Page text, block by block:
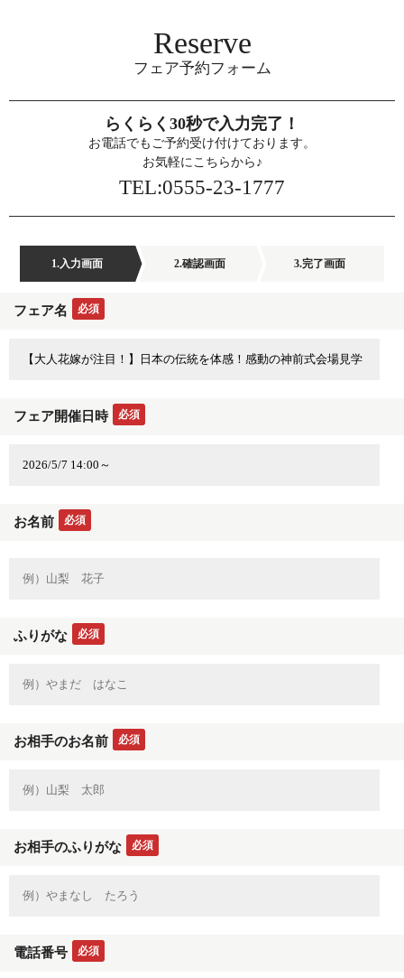
Reserve
フェア予約フォーム
らくらく30秒で入力完了！
お電話でもご予約受け付けております。
お気軽にこちらから♪
TEL:0555-23-1777
1.入力画面 2.確認画面 3.完了画面
フェア名 必須
フェア開催日時 必須
お名前 必須
ふりがな 必須
お相手のお名前 必須
お相手のふりがな 必須
電話番号 必須